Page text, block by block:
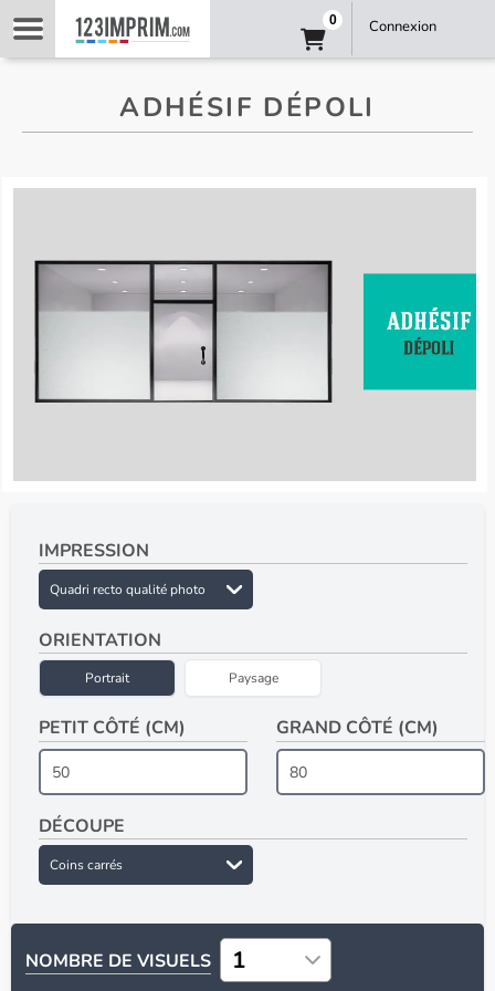
0 Connexion
ADHÉSIF DÉPOLI
IMPRESSION
ORIENTATION
Portrait Paysage
PETIT CÔTÉ (CM) GRAND CÔTÉ (CM)
DÉCOUPE
NOMBRE DE VISUELS